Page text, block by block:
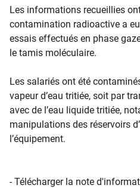
Les informations recueillies
contamination radioactive a
essais effectués en phase
le tamis moléculaire.
Les salariés ont é​té
vapeur d’eau tritiée, soit par
avec de l’eau liquide tritiée,
manipulations des réservoirs
l’équipement.
- Télécharger la note